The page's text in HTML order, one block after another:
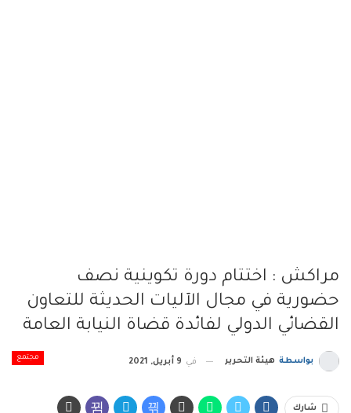
مراكش : اختتام دورة تكوينية نصف
حضورية في مجال الآليات الحديثة للتعاون
القضائي الدولي لفائدة قضاة النيابة العامة
مجتمع بواسطة هيئة التحرير في 9 أبريل, 2021
شارك